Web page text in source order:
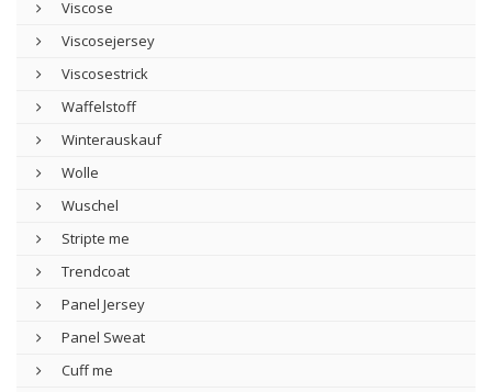
Viscose
Viscosejersey
Viscosestrick
Waffelstoff
Winterauskauf
Wolle
Wuschel
Stripte me
Trendcoat
Panel Jersey
Panel Sweat
Cuff me